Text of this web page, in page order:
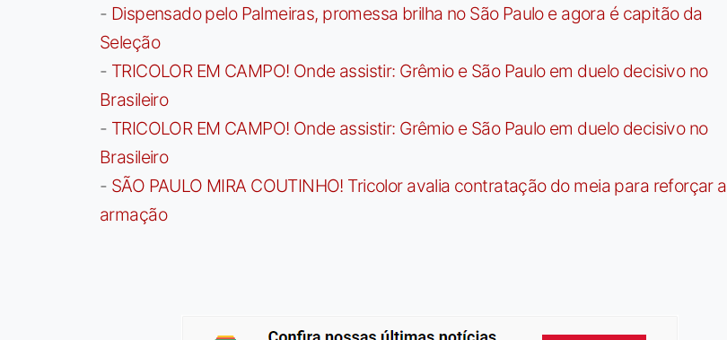
- Dispensado pelo Palmeiras, promessa brilha no São Paulo e agora é capitão da
Seleção
- TRICOLOR EM CAMPO! Onde assistir: Grêmio e São Paulo em duelo decisivo no
Brasileiro
- TRICOLOR EM CAMPO! Onde assistir: Grêmio e São Paulo em duelo decisivo no
Brasileiro
- SÃO PAULO MIRA COUTINHO! Tricolor avalia contratação do meia para reforçar a
armação